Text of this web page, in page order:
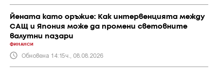
Йената като оръжие: Как интервенцията между
САЩ и Япония може да промени световните
валутни пазари
ФИНАНСИ
Обновена 14:15ч., 08.08.2026